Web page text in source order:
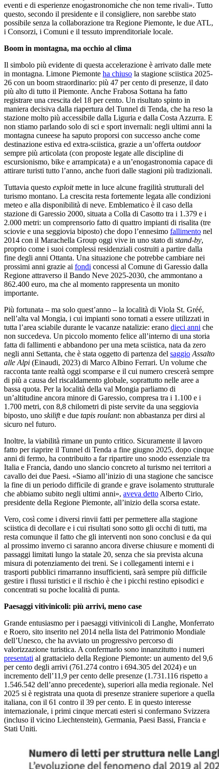
eventi e di esperienze enogastronomiche che non teme rivali». Tutto
questo, secondo il presidente e il consigliere, non sarebbe stato
possibile senza la collaborazione tra Regione Piemonte, le due ATL,
i Consorzi, i Comuni e il tessuto imprenditoriale locale.
Boom in montagna, ma occhio al clima
Il simbolo più evidente di questa accelerazione è arrivato dalle mete
in montagna. Limone Piemonte ha chiuso la stagione sciistica 2025-
26 con un boom straordinario: più 47 per cento di presenze, il dato
più alto di tutto il Piemonte. Anche Frabosa Sottana ha fatto
registrare una crescita del 18 per cento. Un risultato spinto in
maniera decisiva dalla riapertura del Tunnel di Tenda, che ha reso la
stazione molto più accessibile dalla Liguria e dalla Costa Azzurra. E
non stiamo parlando solo di sci e sport invernali: negli ultimi anni la
montagna cuneese ha saputo proporsi con successo anche come
destinazione estiva ed extra-sciistica, grazie a un’offerta outdoor
sempre più articolata (con proposte legate alle discipline di
escursionismo, bike e arrampicata) e a un’enogastronomia capace di
attirare turisti tutto l’anno, anche fuori dalle stagioni più tradizionali.
Tuttavia questo exploitmette in luce alcune fragilità strutturali del
turismo montano. La crescita resta fortemente legata alle condizioni
meteo e alla disponibilità di neve. Emblematico è il caso della
stazione di Garessio 2000, situata a Colla di Casotto tra i 1.379 e i
2.000 metri: un comprensorio fatto di quattro impianti di risalita (tre
sciovie e una seggiovia biposto) che dopo l’ennesimo fallimento nel
2014 con il Marachella Group oggi vive in uno stato di stand-by,
proprio come i suoi complessi residenziali costruiti a partire dalla
fine degli anni Ottanta. Una situazione che potrebbe cambiare nei
prossimi anni grazie ai fondi concessi al Comune di Garessio dalla
Regione attraverso il Bando Neve 2025-2030, che ammontano a
862.400 euro, ma che al momento rappresenta un monito
importante.
Più fortunata – ma solo quest’anno – la località di Viola St. Gréé,
nell’alta val Mongia, i cui impianti sono tornati a essere utilizzati in
tutta l’area sciabile durante le vacanze natalizie: erano dieci anni che
non succedeva. Un piccolo momento felice all’interno di una storia
fatta di fallimenti e abbandono per una meta sciistica, nata da zero
negli anni Settanta, che è stata oggetto di partenza del saggio Assalto
alle Alpi (Einaudi, 2023) di Marco Albino Ferrari. Un volume che
racconta tante realtà oggi scomparse e il cui numero crescerà sempre
di più a causa del riscaldamento globale, soprattutto nelle aree a
bassa quota. Per la località della val Mongia parliamo di
un’altitudine ancora minore di Garessio, compresa tra i 1.100 e i
1.700 metri, con 8,8 chilometri di piste servite da una seggiovia
biposto, uno skilifte due tapis roulant: non abbastanza per dirsi al
sicuro nel futuro.
Inoltre, la viabilità rimane un punto critico. Sicuramente il lavoro
fatto per riaprire il Tunnel di Tenda a fine giugno 2025, dopo cinque
anni di fermo, ha contribuito a far ripartire uno snodo essenziale tra
Italia e Francia, dando uno slancio concreto al turismo nei territori a
cavallo dei due Paesi. «Siamo all’inizio di una stagione che sancisce
la fine di un periodo difficile di grande e grave isolamento strutturale
che abbiamo subito negli ultimi anni», aveva dettoAlberto Cirio,
presidente della Regione Piemonte, all’inizio della scorsa estate.
Vero, così come i diversi rinvii fatti per permettere alla stagione
sciistica di decollare e i cui risultati sono sotto gli occhi di tutti, ma
resta comunque il fatto che gli interventi non sono conclusi e da qui
al prossimo inverno ci saranno ancora diverse chiusure e momenti di
passaggi limitati lungo la statale 20, senza che sia prevista alcuna
misura di potenziamento dei treni. Se i collegamenti interni e i
trasporti pubblici rimarranno insufficienti, sarà sempre più difficile
gestire i flussi turistici e il rischio è che i picchi restino episodici e
concentrati su poche località di punta.
Paesaggi vitivinicoli: più arrivi, meno case
Grande entusiasmo per i paesaggi vitivinicoli di Langhe, Monferrato
e Roero, sito inserito nel 2014 nella lista del Patrimonio Mondiale
dell’Unesco, che ha avviato un progressivo percorso di
valorizzazione turistica. A confermarlo sono innanzitutto i numeri
presentati al grattacielo della Regione Piemonte: un aumento del 9,6
per cento degli arrivi (761.274 contro i 694.305 del 2024) e un
incremento dell’11,9 per cento delle presenze (1.731.116 rispetto a
1.546.542 dell’anno precedente), superiori alla media regionale. Nel
2025 si è registrata una quota di presenze straniere superiore a quella
italiana, con il 61 contro il 39 per cento. E in questo interesse
internazionale, i primi cinque mercati esteri si confermano Svizzera
(incluso il vicino Liechtenstein), Germania, Paesi Bassi, Francia e
Stati Uniti.